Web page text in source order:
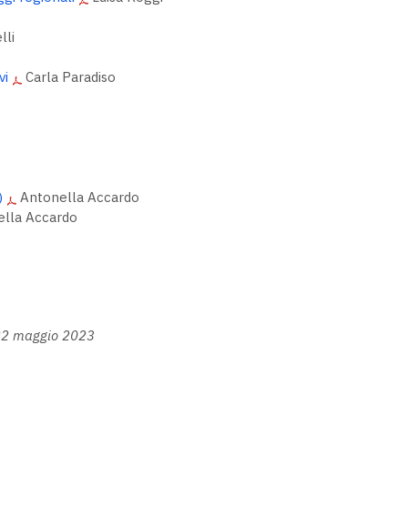
Carla Paradiso
Antonella Accardo
Accardo
maggio 2023